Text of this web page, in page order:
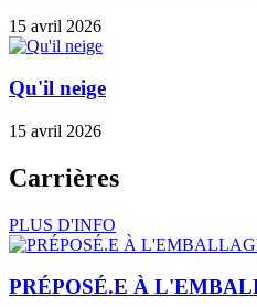
15 avril 2026
Qu'il neige
15 avril 2026
Carrières
PLUS D'INFO
PRÉPOSÉ.E À